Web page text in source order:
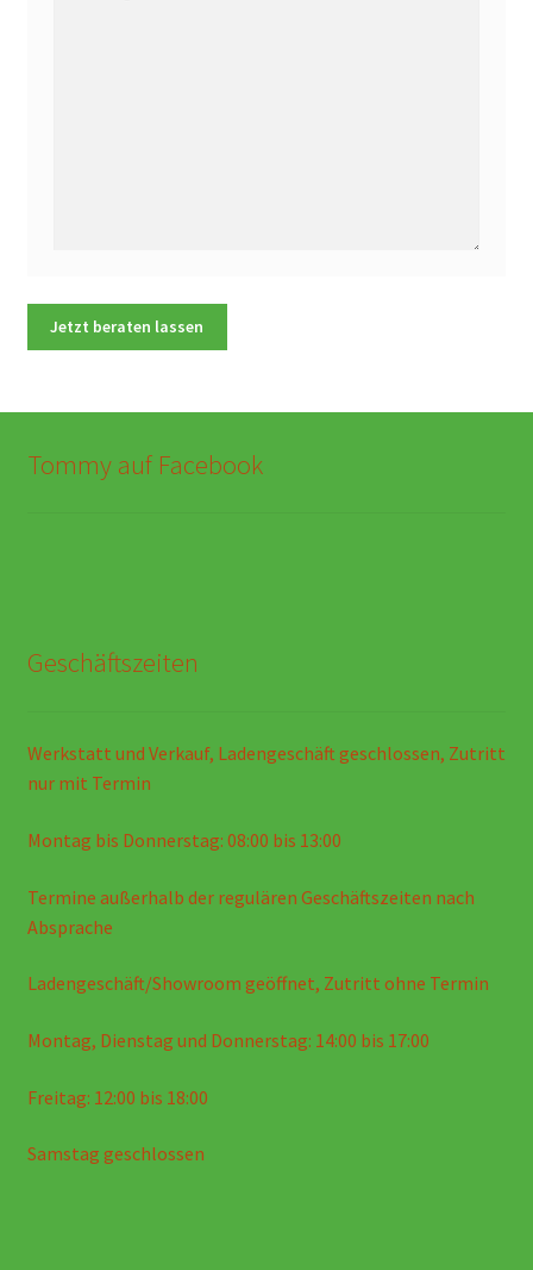
Tommy auf Facebook
Geschäftszeiten
Werkstatt und Verkauf, Ladengeschäft geschlossen, Zutritt
nur mit Termin
Montag bis Donnerstag: 08:00 bis 13:00
Termine außerhalb der regulären Geschäftszeiten nach
Absprache
Ladengeschäft/Showroom geöffnet, Zutritt ohne Termin
Montag, Dienstag und Donnerstag: 14:00 bis 17:00
Freitag: 12:00 bis 18:00
Samstag geschlossen